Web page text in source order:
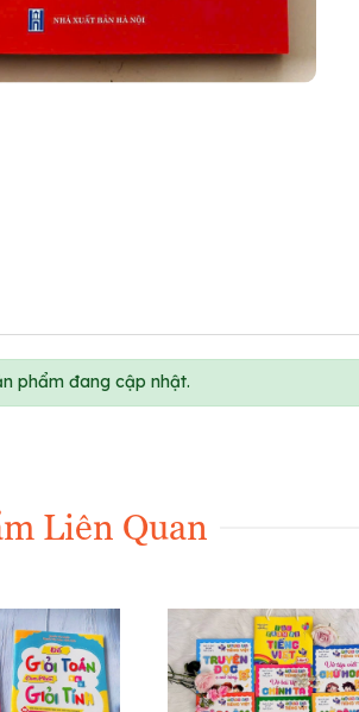
phẩm đang cập nhật.
Liên Quan